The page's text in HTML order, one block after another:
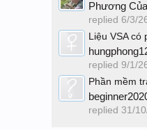
Phương
replied 6/3/
Liệu VSA có
replied 9/1/
Phần mềm
replied 31/